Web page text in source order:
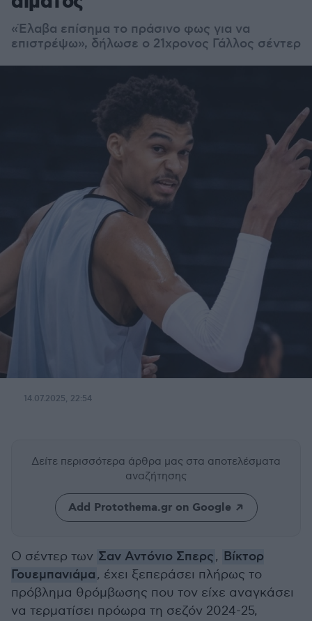
«Έλαβα επίσημα το πράσινο φως για να
επιστρέψω», δήλωσε ο 21χρονος Γάλλος σέντερ
14.07.2025, 22:54
Δείτε περισσότερα άρθρα μας στα αποτελέσματα
αναζήτησης
Add Protothema.gr on Google
Ο σέντερ των Σαν Αντόνιο Σπερς, Βίκτορ
Γουεμπανιάμα, έχει ξεπεράσει πλήρως το
πρόβλημα θρόμβωσης που τον είχε αναγκάσει
να τερματίσει πρόωρα τη σεζόν 2024-25,